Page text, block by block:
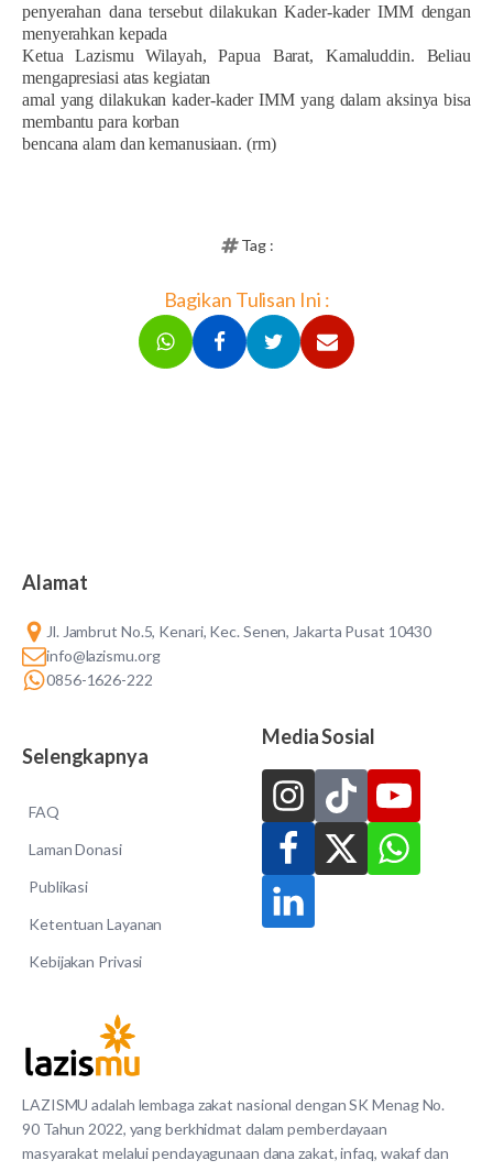
penyerahan dana tersebut dilakukan Kader-kader IMM dengan
menyerahkan kepada
Ketua Lazismu Wilayah, Papua Barat, Kamaluddin. Beliau
mengapresiasi atas kegiatan
amal yang dilakukan kader-kader IMM yang dalam aksinya bisa
membantu para korban
bencana alam dan kemanusiaan. (rm)
Tag :
Bagikan Tulisan Ini :
LAZISMU adalah lembaga zakat nasional dengan SK Menag No.
90 Tahun 2022, yang berkhidmat dalam pemberdayaan
masyarakat melalui pendayagunaan dana zakat, infaq, wakaf dan
Alamat
Jl. Jambrut No.5, Kenari, Kec. Senen, Jakarta Pusat 10430
info@lazismu.org
0856-1626-222
Selengkapnya
FAQ
Laman Donasi
Publikasi
Ketentuan Layanan
Kebijakan Privasi
Media Sosial